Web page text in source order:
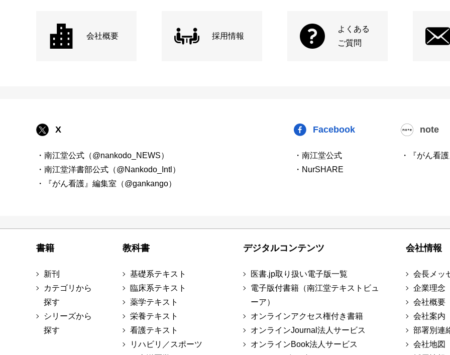
会社概要 採用情報
よくある
ご質問
X
・南江堂公式（@nankodo_NEWS）
・南江堂洋書部公式（@Nankodo_Intl）
・『がん看護』編集室（@gankango）
Facebook
・南江堂公式
・NurSHARE
note
・『がん看
書籍
新刊
カテゴリから
探す
シリーズから
探す
教科書
基礎系テキスト
臨床系テキスト
薬学テキスト
栄養テキスト
看護テキスト
リハビリ／スポーツ
デジタルコンテンツ
医書.jp取り扱い電子版一覧
電子版付書籍（南江堂テキストビュ
ーア）
オンラインアクセス権付き書籍
オンラインJournal法人サービス
オンラインBook法人サービス
会社情報
会長メッ
企業理念
会社概要
会社案内
部署別連
会社地図